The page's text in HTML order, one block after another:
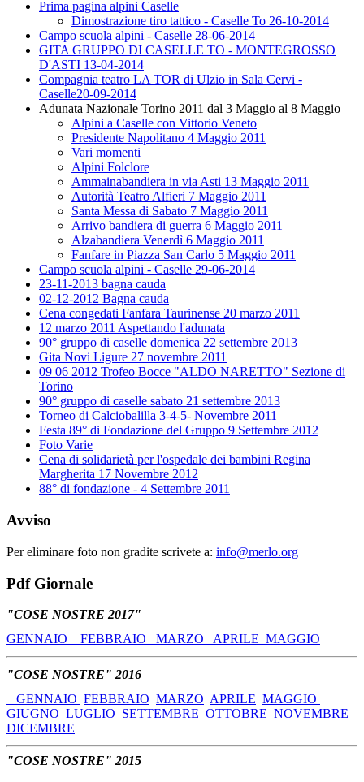
Prima pagina alpini Caselle
Dimostrazione tiro tattico - Caselle To 26-10-2014
Campo scuola alpini - Caselle 28-06-2014
GITA GRUPPO DI CASELLE TO - MONTEGROSSO
D'ASTI 13-04-2014
Compagnia teatro LA TOR di Ulzio in Sala Cervi -
Caselle20-09-2014
Adunata Nazionale Torino 2011 dal 3 Maggio al 8 Maggio
Alpini a Caselle con Vittorio Veneto
Presidente Napolitano 4 Maggio 2011
Vari momenti
Alpini Folclore
Ammainabandiera in via Asti 13 Maggio 2011
Autorità Teatro Alfieri 7 Maggio 2011
Santa Messa di Sabato 7 Maggio 2011
Arrivo bandiera di guerra 6 Maggio 2011
Alzabandiera Venerdì 6 Maggio 2011
Fanfare in Piazza San Carlo 5 Maggio 2011
Campo scuola alpini - Caselle 29-06-2014
23-11-2013 bagna cauda
02-12-2012 Bagna cauda
Cena congedati Fanfara Taurinense 20 marzo 2011
12 marzo 2011 Aspettando l'adunata
90° gruppo di caselle domenica 22 settembre 2013
Gita Novi Ligure 27 novembre 2011
09 06 2012 Trofeo Bocce "ALDO NARETTO" Sezione di
Torino
90° gruppo di caselle sabato 21 settembre 2013
Torneo di Calciobalilla 3-4-5- Novembre 2011
Festa 89° di Fondazione del Gruppo 9 Settembre 2012
Foto Varie
Cena di solidarietà per l'ospedale dei bambini Regina
Margherita 17 Novembre 2012
88° di fondazione - 4 Settembre 2011
Avviso
Per eliminare foto non gradite scrivete a: info@merlo.org
Pdf Giornale
"COSE NOSTRE 2017"
GENNAIO FEBBRAIO MARZO APRILE MAGGIO
"COSE NOSTRE" 2016
GENNAIO FEBBRAIO MARZO APRILE MAGGIO
GIUGNO LUGLIO SETTEMBRE OTTOBRE NOVEMBRE
DICEMBRE
"COSE NOSTRE" 2015